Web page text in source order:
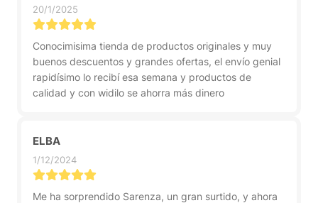
20/1/2025
Conocimisima tienda de productos originales y muy
buenos descuentos y grandes ofertas, el envío genial
rapidísimo lo recibí esa semana y productos de
calidad y con widilo se ahorra más dinero
ELBA
1/12/2024
Me ha sorprendido Sarenza, un gran surtido, y ahora